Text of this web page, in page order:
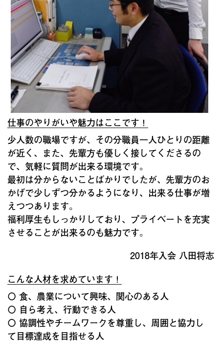
仕事のやりがいや魅力はここです！
少人数の職場ですが、その分職員一人ひとりの距離
が近く、また、先輩方も優しく接してくださるの
で、気軽に質問が出来る環境です。
最初は分からないことばかりでしたが、先輩方のお
かげで少しずつ分かるようになり、出来る仕事が増
えつつあります。
福利厚生もしっかりしており、プライベートを充実
させることが出来るのも魅力です。
2018年入会 八田将志
こんな人材を求めています！
〇 食、農業について興味、関心のある人
〇 自ら考え、行動できる人
〇 協調性やチームワークを尊重し、周囲と協力し
て目標達成を目指せる人